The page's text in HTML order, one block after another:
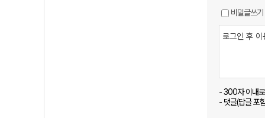
비밀글쓰기
- 300자 이내
- 댓글(답글 포